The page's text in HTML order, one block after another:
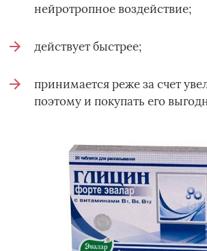
нейротропное воздействие;
действует быстрее;
принимается реже за счет
поэтому и покупать его